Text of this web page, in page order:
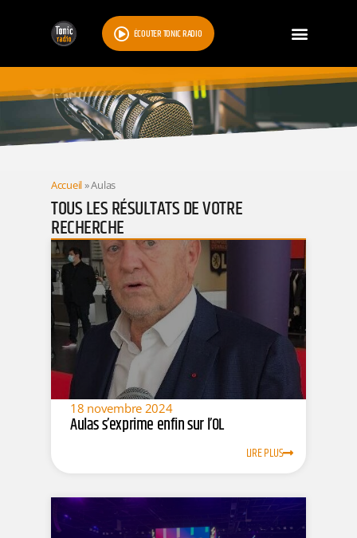
ÉCOUTER TONIC RADIO
RESULTATS
Accueil»Aulas
TOUS LES RÉSULTATS DE VOTRE
RECHERCHE
18 novembre 2024
Aulas s’exprime enfin sur l’OL
LIRE PLUS